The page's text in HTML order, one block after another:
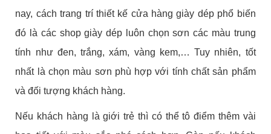
nay, cách trang trí thiết kế cửa hàng giày dép phổ biến
đó là các shop giày dép luôn chọn sơn các màu trung
tính như đen, trắng, xám, vàng kem,… Tuy nhiên, tốt
nhất là chọn màu sơn phù hợp với tính chất sản phẩm
và đối tượng khách hàng.
Nếu khách hàng là giới trẻ thì có thể tô điểm thêm vài